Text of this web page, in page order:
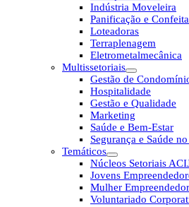
Indústria Moveleira
Panificação e
Loteadoras
Terraplenagem
Eletrometalmecânica
Multissetoriais
Gestão de
Hospitalidade
Gestão e Qualidade
Marketing
Saúde e Bem-Estar
Segurança e Saúde
Temáticos
Núcleos Setoriais
Jovens
Mulher
Voluntariado